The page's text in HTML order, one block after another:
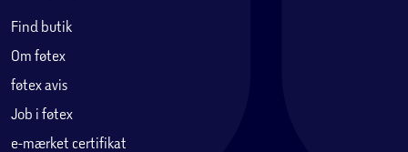
Find butik
Om føtex
føtex avis
Job i føtex
e-mærket certifikat